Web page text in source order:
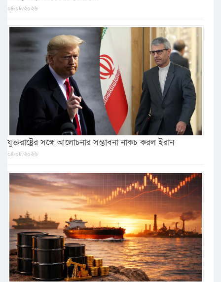
০৪/০৮/২০২৬
যুক্তরাষ্ট্রের সঙ্গে আলোচনার সম্ভাবনা নাকচ করল ইরান
০৪/০৮/২০২৬